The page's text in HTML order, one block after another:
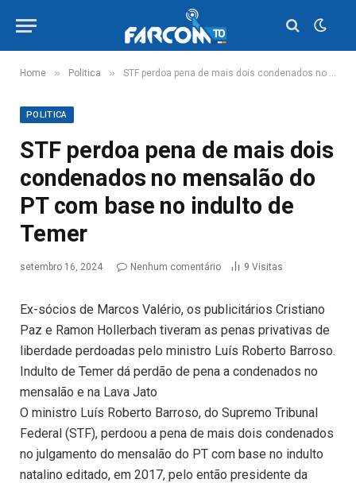
Home » Politica » STF perdoa pena de mais dois condenados no mensalão do PT com base no indulto de Temer
POLITICA
STF perdoa pena de mais dois
condenados no mensalão do
PT com base no indulto de
Temer
setembro 16, 2024 Nenhum comentário 9 Visitas
Ex-sócios de Marcos Valério, os publicitários Cristiano
Paz e Ramon Hollerbach tiveram as penas privativas de
liberdade perdoadas pelo ministro Luís Roberto Barroso.
Indulto de Temer dá perdão de pena a condenados no
mensalão e na Lava Jato
O ministro Luís Roberto Barroso, do Supremo Tribunal
Federal (STF), perdoou a pena de mais dois condenados
no julgamento do mensalão do PT com base no indulto
natalino editado, em 2017, pelo então presidente da